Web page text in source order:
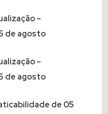
–
de agosto
–
de agosto
de 05